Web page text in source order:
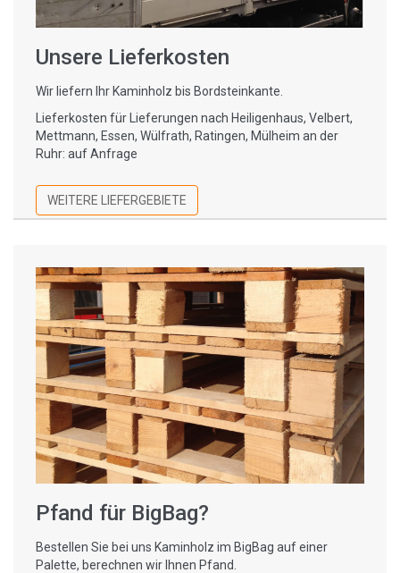
Unsere Lieferkosten
Wir liefern Ihr Kaminholz bis Bordsteinkante.
Lieferkosten für Lieferungen nach Heiligenhaus, Velbert,
Mettmann, Essen, Wülfrath, Ratingen, Mülheim an der
Ruhr: auf Anfrage
WEITERE LIEFERGEBIETE
Pfand für BigBag?
Bestellen Sie bei uns Kaminholz im BigBag auf einer
Palette, berechnen wir Ihnen Pfand.